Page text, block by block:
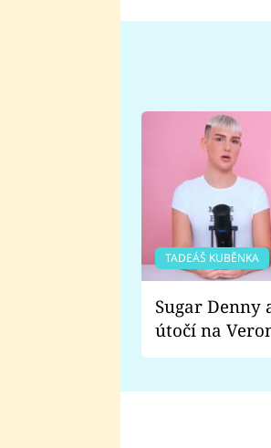
TADEÁŠ KUBĚNKA
Sugar Denny
útočí na
Proč je podle